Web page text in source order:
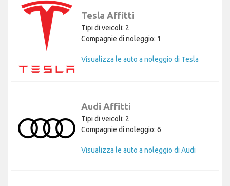
Tesla Affitti
Tipi di veicoli: 2
Compagnie di noleggio: 1
Visualizza le auto a noleggio di Tesla
Audi Affitti
Tipi di veicoli: 2
Compagnie di noleggio: 6
Visualizza le auto a noleggio di Audi